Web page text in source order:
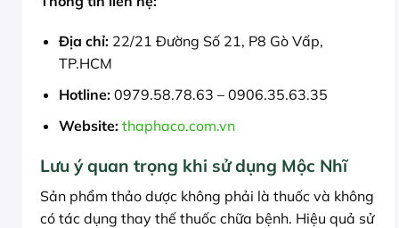
Địa chỉ:22/21 Đường Số 21, P8 Gò Vấp,
TP.HCM
Hotline:0979.58.78.63 – 0906.35.63.35
Website: thaphaco.com.vn
Lưu ý quan trọng khi sử dụng Mộc Nhĩ
Sản phẩm thảo dược không phải là thuốc và không
có tác dụng thay thế thuốc chữa bệnh. Hiệu quả sử